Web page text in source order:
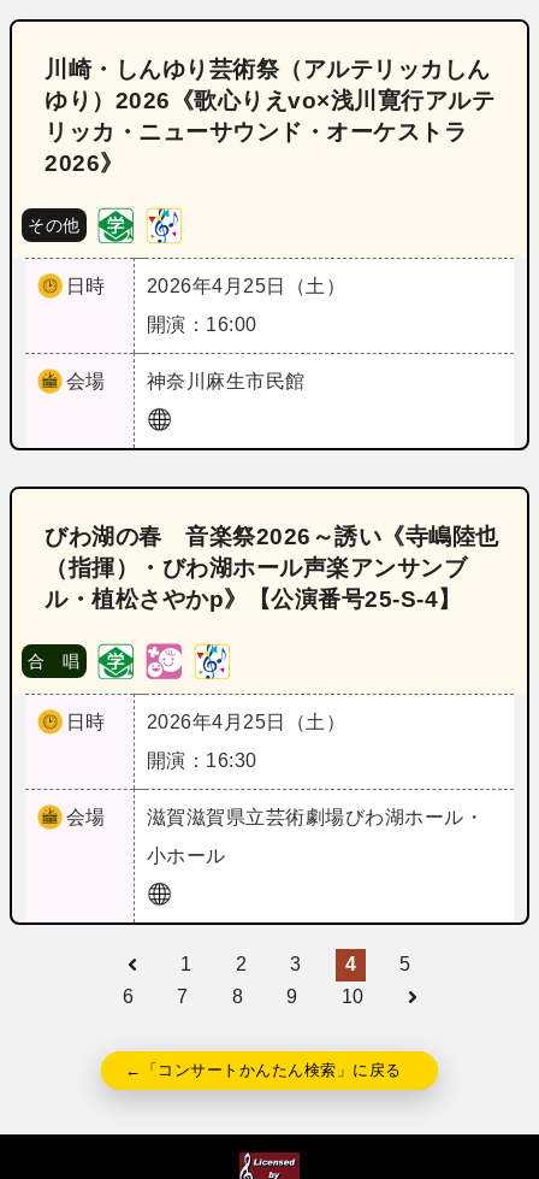
川崎・しんゆり芸術祭（アルテリッカしん
ゆり）2026《歌心りえvo×浅川寛行アルテ
リッカ・ニューサウンド・オーケストラ
2026》
その他
日時
2026年4月25日（土）
開演：16:00
会場 神奈川 麻生市民館
びわ湖の春 音楽祭2026～誘い《寺嶋陸也
（指揮）・びわ湖ホール声楽アンサンブ
ル・植松さやかp》【公演番号25‐S‐4】
合 唱
日時
2026年4月25日（土）
開演：16:30
会場 滋賀滋賀県立芸術劇場びわ湖ホール・
小ホール
1 2 3 4
5
6
7 8 9 10
←「コンサートかんたん検索」に戻る